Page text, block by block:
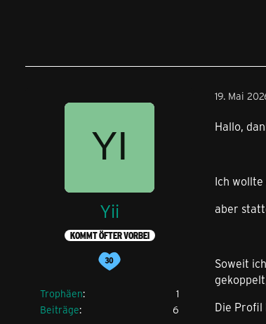
Ich
Sorry,
Yii
KOMMT ÖFTER VORBEI
Trophäen
1
Beiträge
6
19. Mai
Hallo,
Ich
aber
Soweit
Die Profil